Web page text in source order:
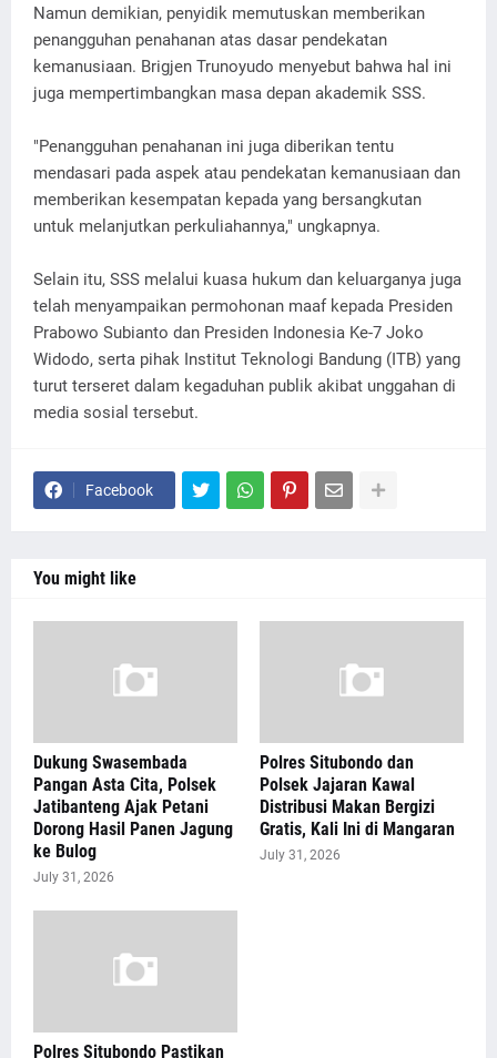
Namun demikian, penyidik memutuskan memberikan
penangguhan penahanan atas dasar pendekatan
kemanusiaan. Brigjen Trunoyudo menyebut bahwa hal ini
juga mempertimbangkan masa depan akademik SSS.
"Penangguhan penahanan ini juga diberikan tentu
mendasari pada aspek atau pendekatan kemanusiaan dan
memberikan kesempatan kepada yang bersangkutan
untuk melanjutkan perkuliahannya," ungkapnya.
Selain itu, SSS melalui kuasa hukum dan keluarganya juga
telah menyampaikan permohonan maaf kepada Presiden
Prabowo Subianto dan Presiden Indonesia Ke-7 Joko
Widodo, serta pihak Institut Teknologi Bandung (ITB) yang
turut terseret dalam kegaduhan publik akibat unggahan di
media sosial tersebut.
Facebook
You might like
Dukung Swasembada
Pangan Asta Cita, Polsek
Jatibanteng Ajak Petani
Dorong Hasil Panen Jagung
ke Bulog
July 31, 2026
Polres Situbondo dan
Polsek Jajaran Kawal
Distribusi Makan Bergizi
Gratis, Kali Ini di Mangaran
July 31, 2026
Polres Situbondo Pastikan